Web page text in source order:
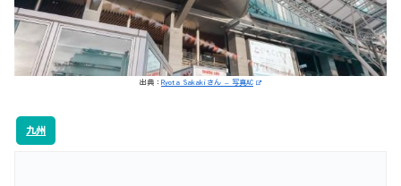
出典： Ryota Sakakiさん – 写真AC
九州